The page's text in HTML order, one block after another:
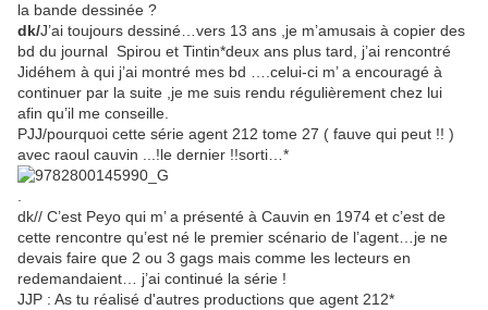
la bande dessinée ?
dk/J’ai toujours dessiné…vers 13 ans ,je m’amusais à copier des
bd du journal Spirou et Tintin*deux ans plus tard, j’ai rencontré
Jidéhem à qui j’ai montré mes bd ….celui-ci m’ a encouragé à
continuer par la suite ,je me suis rendu régulièrement chez lui
afin qu’il me conseille.
PJJ/pourquoi cette série agent 212 tome 27 ( fauve qui peut !! )
avec raoul cauvin ...!le dernier !!sorti…*
dk// C’est Peyo qui m’ a présenté à Cauvin en 1974 et c’est de
cette rencontre qu’est né le premier scénario de l’agent…je ne
devais faire que 2 ou 3 gags mais comme les lecteurs en
redemandaient… j’ai continué la série !
JJP : As tu réalisé d'autres productions que agent 212*